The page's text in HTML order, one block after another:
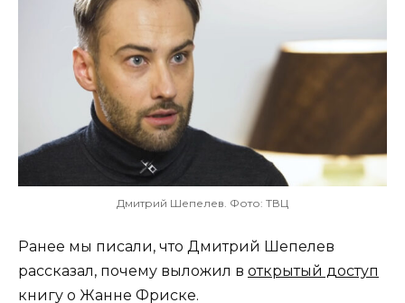
Дмитрий Шепелев. Фото: ТВЦ
Ранее мы писали, что Дмитрий Шепелев
рассказал, почему выложил в открытый доступ
книгу о Жанне Фриске.